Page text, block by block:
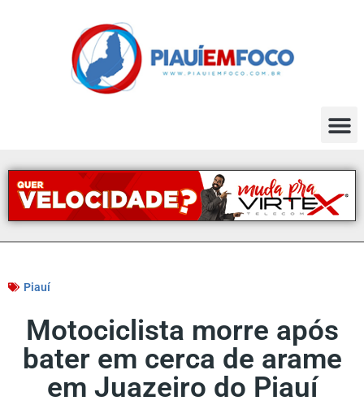
Piauí
Motociclista morre após
bater em cerca de arame
em Juazeiro do Piauí